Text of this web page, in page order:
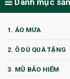
Danh mục
1. ÁO MƯA
2. Ô DÙ QUÀ TẶNG
3. MŨ BẢO HIỂM